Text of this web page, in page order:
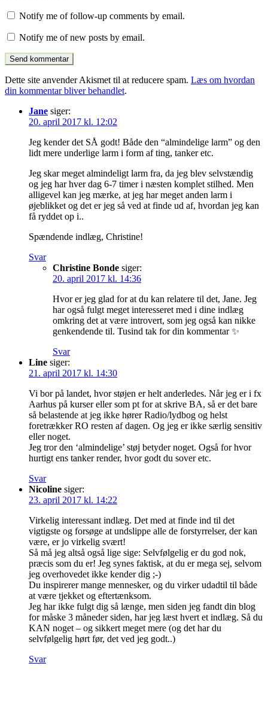
Notify me of follow-up comments by email.
Notify me of new posts by email.
Dette site anvender Akismet til at reducere spam. Læs om hvordan
din kommentar bliver behandlet.
Jane siger:
20. april 2017 kl. 12:02
Jeg kender det SÅ godt! Både den “almindelige larm” og den
lidt mere underlige larm i form af ting, tanker etc.
Jeg skar meget almindeligt larm fra, da jeg blev selvstændig
og jeg har hver dag 6-7 timer i næsten komplet stilhed. Men
alligevel kan jeg mærke, at jeg har meget anden larm i
øjeblikket og det er jeg så ved at finde ud af, hvordan jeg kan
få ryddet op i..
Spændende indlæg, Christine!
Svar
Christine Bonde siger:
20. april 2017 kl. 14:36
Hvor er jeg glad for at du kan relatere til det, Jane. Jeg
har også fulgt meget interesseret med i dine indlæg
omkring det at være introvert, som jeg også kan nikke
genkendende til. Tusind tak for din kommentar ✨
Svar
Line siger:
21. april 2017 kl. 14:30
Vi bor på landet, hvor støjen er helt anderledes. Når jeg er i fx
Aarhus på kurser eller som pt for at skrive BA, så er det bare
så belastende at jeg ikke hører Radio/lydbog og helst
foretrækker RO resten af dagen. Og jeg er ikke særlig sensitiv
eller noget.
Jeg tror den ‘almindelige’ støj betyder noget. Også for hvor
hurtigt ens tanker render, hvor godt du sover etc.
Svar
Nicoline siger:
23. april 2017 kl. 14:22
Virkelig interessant indlæg. Det med at finde ind til det
vigtigste og forsøge at undslippe alle de forstyrrelser, der kan
være, er jo virkelig svært!
Så må jeg altså også lige sige: Selvfølgelig er du god nok,
præcis som du er! Jeg synes faktisk, at du er mega sej, selvom
jeg overhovedet ikke kender dig ;-)
Du inspirerer mange mennesker, og du virker udadtil til både
at være tjekket og eftertænksom.
Jeg har ikke fulgt dig så længe, men siden jeg fandt din blog
for måske 3 måneder siden, har jeg læst hvert et indlæg. Så du
KAN noget – og sikkert meget mere (og det har du
selvfølgelig hørt før, det ved jeg godt..)
Svar